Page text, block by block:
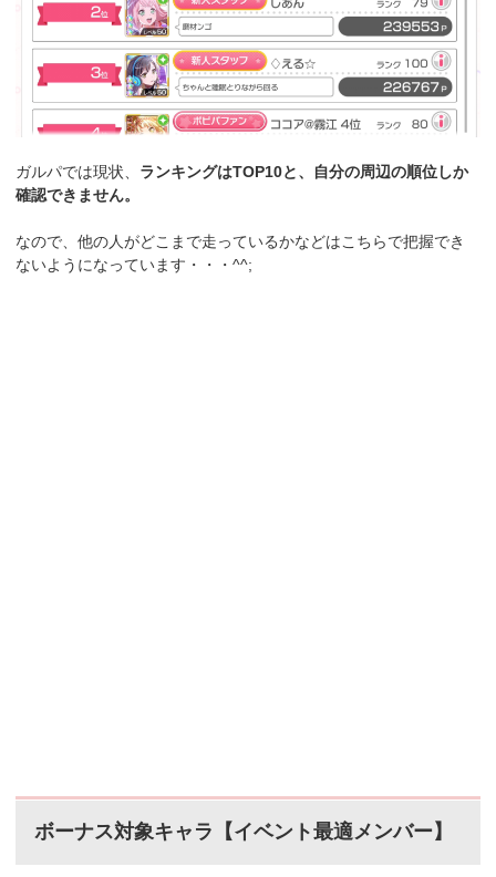
ガルパでは現状、 ランキングはTOP10と、自分の周辺の順位しか
確認できません。
なので、他の人がどこまで走っているかなどはこちらで把握でき
ないようになっています・・・^^;
ボーナス対象キャラ【イベント最適メンバー】